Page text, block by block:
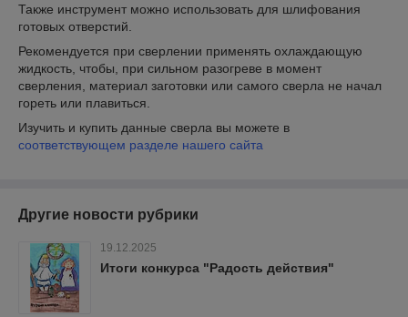
Также инструмент можно использовать для шлифования
готовых отверстий.
Рекомендуется при сверлении применять охлаждающую
жидкость, чтобы, при сильном разогреве в момент
сверления, материал заготовки или самого сверла не начал
гореть или плавиться.
Изучить и купить данные сверла вы можете в
соответствующем разделе нашего сайта
Другие новости рубрики
19.12.2025
Итоги конкурса "Радость действия"